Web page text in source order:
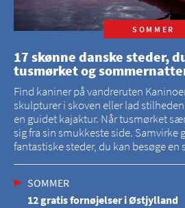
SOMMER
17 skønne danske steder,
tusmørket og
Find kaniner på vandreruten
skulpturer i skoven eller lad
en guidet kajaktur. Når tusmørket
sig fra sin smukkeste side. Samvirke
fantastiske steder, du kan besøge
SOMMER
12 gratis fornøjelser i Østjylland